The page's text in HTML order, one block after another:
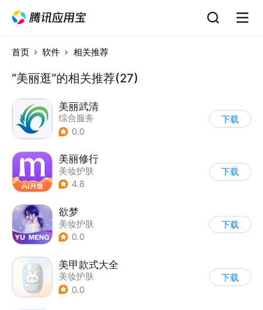
首页 软件 相关推荐
“美丽逛”的相关推荐(27)
美丽武清
综合服务
0.0
下载
美丽修行
美妆护肤
4.8
下载
欲梦
美妆护肤
0.0
下载
美甲款式大全
美妆护肤
0.0
下载